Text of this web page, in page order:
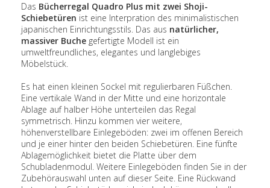
Das Bücherregal Quadro Plus mit zwei Shoji-
Schiebetüren ist eine Interpration des minimalistischen
japanischen Einrichtungsstils. Das aus natürlicher,
massiver Buche gefertigte Modell ist ein
umweltfreundliches, elegantes und langlebiges
Möbelstück.
Es hat einen kleinen Sockel mit regulierbaren Füßchen.
Eine vertikale Wand in der Mitte und eine horizontale
Ablage auf halber Höhe unterteilen das Regal
symmetrisch. Hinzu kommen vier weitere,
höhenverstellbare Einlegeböden: zwei im offenen Bereich
und je einer hinter den beiden Schiebetüren. Eine fünfte
Ablagemöglichkeit bietet die Platte über dem
Schubladenmodul. Weitere Einlegeböden finden Sie in der
Zubehörauswahl unten auf dieser Seite. Eine Rückwand